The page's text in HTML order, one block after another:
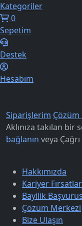
Kategoriler
0
Sepetim
Destek
Hesabım
Siparişlerim
Aklınıza takılan bir
bağlanın veya
Hakkımızda
Kariyer
Bayilik
Çözüm Merkezi
Bize Ulaşın